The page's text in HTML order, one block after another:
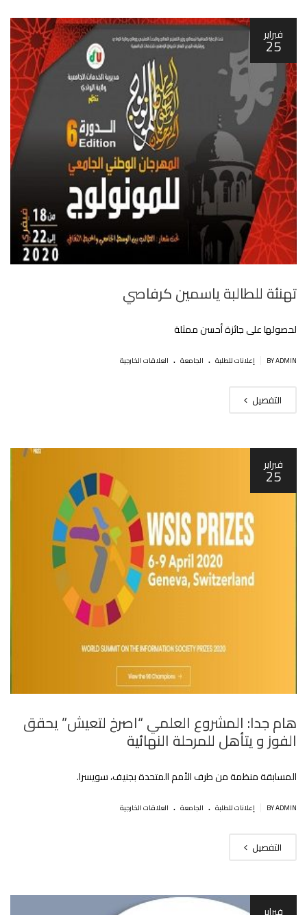
فبراير
25
تهنئة للطالبة ياسمين كرفاصي
لحصولها على جائزة أحسن ممثلة
BY ADMIN إعلانات للطلبة . الجامعة . العلاقات الخارجية
التفصيل
فبراير
25
هام جدا: المشروع العلمي “اصرخ لتعيش” يحقق
الفوز و يتأهل للمرحلة النهائية
المسابقة منظمة من طرف الأمم المتحدة بجنيف، سويسرا.
BY ADMIN إعلانات للطلبة . الجامعة . العلاقات الخارجية
التفصيل